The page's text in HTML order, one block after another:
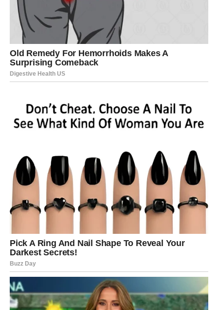
Poslovne prilike dolaze u pravom
trenutku
rad mogao biti mnogo više cijenjen nego ranije. Vi ste
osoba koja rijetko traži pohvale, ali svakako zaslužujete
priznanje za sve što postižete.
Neko iz poslovnog okruženja mogao bi primijetiti vašu
ozbiljnost, odgovornost i sposobnost da završite i
najzahtjevnije zadatke. Upravo zbog toga postoji
mogućnost da dobijete važnu ulogu, novi projekat ili
priliku koja vas vodi ka značajnom napretku.
Ako razmišljate o promjeni radnog mjesta, pred vama su
zanimljive okolnosti koje vam mogu otvoriti nova vrata.
Nemojte se iznenaditi ako dobijete poziv ili informaciju
koja mijenja vaše planove.
Jarčevi koji vode vlastiti posao takođe mogu očekivati
pozitivne vijesti. Jedan važan razgovor ili dogovor mogao